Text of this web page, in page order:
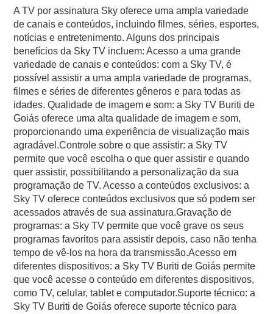
A TV por assinatura Sky oferece uma ampla variedade
de canais e conteúdos, incluindo filmes, séries, esportes,
notícias e entretenimento. Alguns dos principais
benefícios da Sky TV incluem: Acesso a uma grande
variedade de canais e conteúdos: com a Sky TV, é
possível assistir a uma ampla variedade de programas,
filmes e séries de diferentes gêneros e para todas as
idades. Qualidade de imagem e som: a Sky TV Buriti de
Goiás oferece uma alta qualidade de imagem e som,
proporcionando uma experiência de visualização mais
agradável.Controle sobre o que assistir: a Sky TV
permite que você escolha o que quer assistir e quando
quer assistir, possibilitando a personalização da sua
programação de TV. Acesso a conteúdos exclusivos: a
Sky TV oferece conteúdos exclusivos que só podem ser
acessados através de sua assinatura.Gravação de
programas: a Sky TV permite que você grave os seus
programas favoritos para assistir depois, caso não tenha
tempo de vê-los na hora da transmissão.Acesso em
diferentes dispositivos: a Sky TV Buriti de Goiás permite
que você acesse o conteúdo em diferentes dispositivos,
como TV, celular, tablet e computador.Suporte técnico: a
Sky TV Buriti de Goiás oferece suporte técnico para